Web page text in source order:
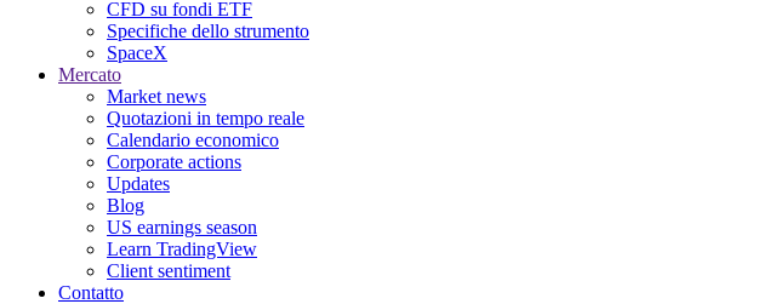
CFD su fondi ETF
Specifiche dello strumento
SpaceX
Mercato
Market news
Quotazioni in tempo reale
Calendario economico
Corporate actions
Updates
Blog
US earnings season
Learn TradingView
Client sentiment
Contatto